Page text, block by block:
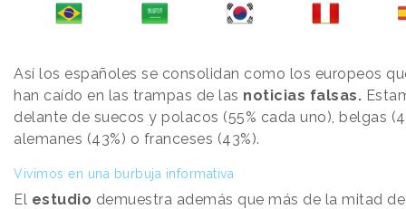
Así los españoles se consolidan como los europeos
han caído en las trampas de las noticias falsas.
delante de suecos y polacos (55% cada uno), belgas
alemanes (43%) o franceses (43%).
Vivimos en una burbuja informativa
El estudio demuestra además que más de la mitad